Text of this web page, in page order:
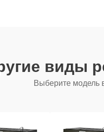
виды
Выберите модель